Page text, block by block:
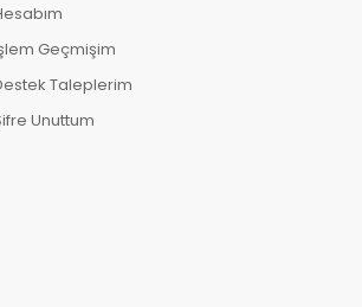
Geçmişim
Taleplerim
Unuttum